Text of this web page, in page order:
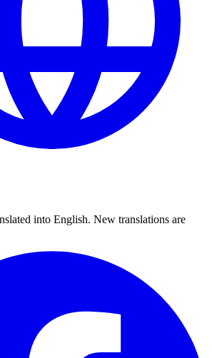
into English. New translations are